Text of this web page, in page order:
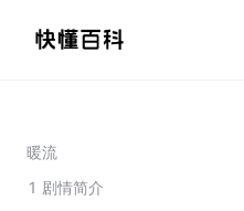
暖流
1 剧情简介